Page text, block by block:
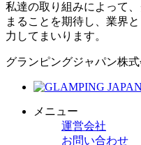
私達の取り組みによって
まることを期待し、業界
力してまいります。
グランピングジャパン株
メニュー
運営会社
お問い合わせ